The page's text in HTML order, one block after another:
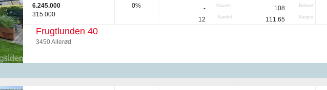
6.245.000
315.000
0% - Nuvær.
12 Samlet
108 Beboet
111.65 Vægtet
Frugtlunden 40
3450 Allerød